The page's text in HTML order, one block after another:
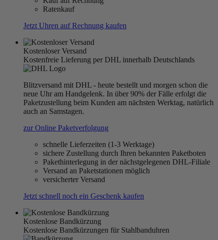
Ratenkauf
Jetzt Uhren auf Rechnung kaufen
Kostenloser Versand
Kostenfreie Lieferung per DHL innerhalb Deutschlands
Blitzversand mit DHL - heute bestellt und morgen schon die
neue Uhr am Handgelenk. In über 90% der Fälle erfolgt die
Paketzustellung beim Kunden am nächsten Werktag, natürlich
auch an Samstagen.
zur Online Paketverfolgung
schnelle Lieferzeiten (1-3 Werktage)
sichere Zustellung durch Ihren bekannten Paketboten
Pakethinterlegung in der nächstgelegenen DHL-Filiale
Versand an Paketstationen möglich
versicherter Versand
Jetzt schnell noch ein Geschenk kaufen
Kostenlose Bandkürzung
Kostenlose Bandkürzungen für Stahlbanduhren